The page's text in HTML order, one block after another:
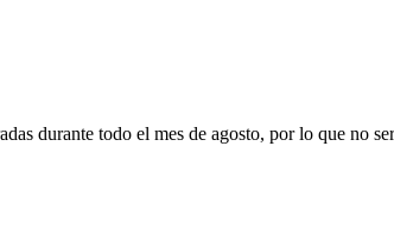
durante todo el mes de agosto, por lo que no